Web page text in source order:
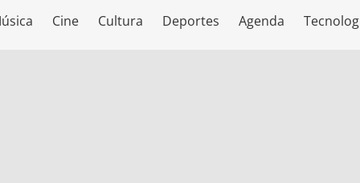
Cine Cultura Deportes Agenda